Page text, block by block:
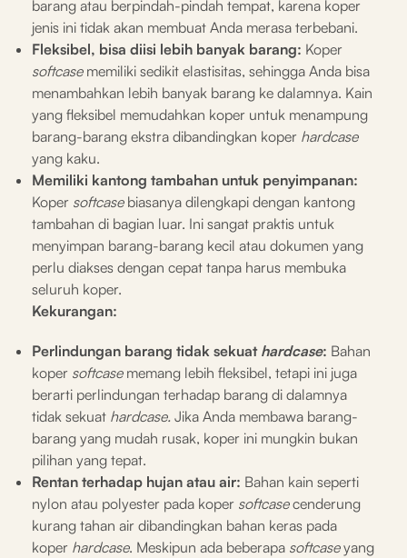
barang atau berpindah-pindah tempat, karena koper
jenis ini tidak akan membuat Anda merasa terbebani.
Fleksibel, bisa diisi lebih banyak barang: Koper
softcase memiliki sedikit elastisitas, sehingga Anda bisa
menambahkan lebih banyak barang ke dalamnya. Kain
yang fleksibel memudahkan koper untuk menampung
barang-barang ekstra dibandingkan koper hardcase
yang kaku.
Memiliki kantong tambahan untuk penyimpanan:
Koper softcase biasanya dilengkapi dengan kantong
tambahan di bagian luar. Ini sangat praktis untuk
menyimpan barang-barang kecil atau dokumen yang
perlu diakses dengan cepat tanpa harus membuka
seluruh koper.
Kekurangan:
Perlindungan barang tidak sekuat hardcase: Bahan
koper softcasememang lebih fleksibel, tetapi ini juga
berarti perlindungan terhadap barang di dalamnya
tidak sekuat hardcase. Jika Anda membawa barang-
barang yang mudah rusak, koper ini mungkin bukan
pilihan yang tepat.
Rentan terhadap hujan atau air: Bahan kain seperti
nylon atau polyester pada koper softcasecenderung
kurang tahan air dibandingkan bahan keras pada
koper hardcase. Meskipun ada beberapa softcaseyang